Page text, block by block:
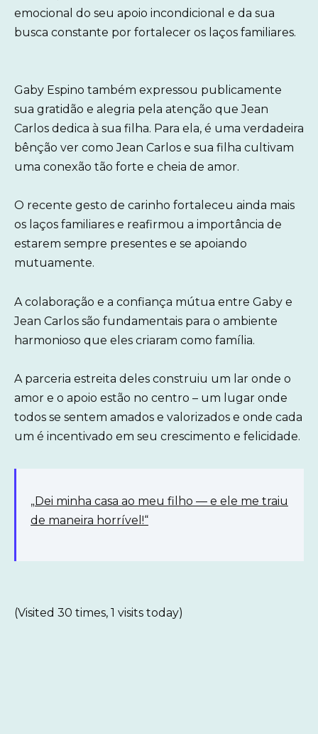
emocional do seu apoio incondicional e da sua
busca constante por fortalecer os laços familiares.
Gaby Espino também expressou publicamente
sua gratidão e alegria pela atenção que Jean
Carlos dedica à sua filha. Para ela, é uma verdadeira
bênção ver como Jean Carlos e sua filha cultivam
uma conexão tão forte e cheia de amor.
O recente gesto de carinho fortaleceu ainda mais
os laços familiares e reafirmou a importância de
estarem sempre presentes e se apoiando
mutuamente.
A colaboração e a confiança mútua entre Gaby e
Jean Carlos são fundamentais para o ambiente
harmonioso que eles criaram como família.
A parceria estreita deles construiu um lar onde o
amor e o apoio estão no centro – um lugar onde
todos se sentem amados e valorizados e onde cada
um é incentivado em seu crescimento e felicidade.
„Dei minha casa ao meu filho — e ele me traiu
de maneira horrível!“
(Visited 30 times, 1 visits today)